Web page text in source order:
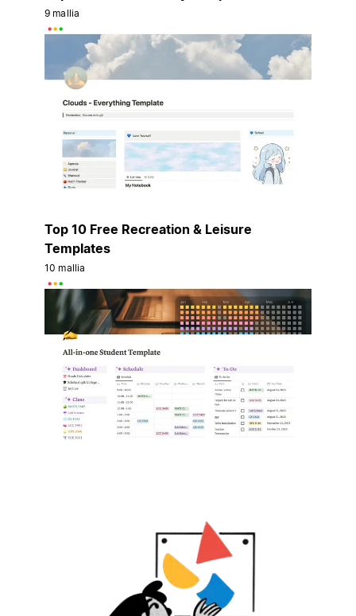
9 mallia
Top 10 Free Recreation & Leisure
Templates
10 mallia